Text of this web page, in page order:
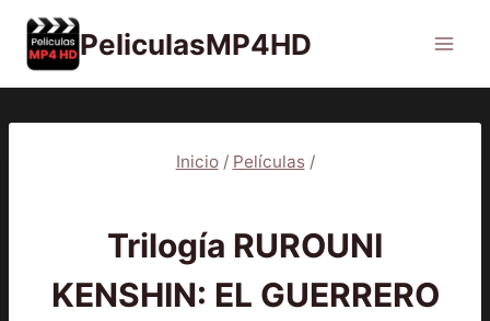
Saltar
contenido
PeliculasMP4HD
Inicio / Películas /
Trilogía RUROUNI
KENSHIN: EL GUERRERO